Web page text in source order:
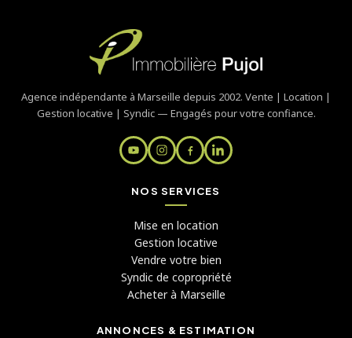
Agence indépendante à Marseille depuis 2002. Vente | Location |
Gestion locative | Syndic — Engagés pour votre confiance.
NOS SERVICES
Mise en location
Gestion locative
Vendre votre bien
Syndic de copropriété
Acheter à Marseille
ANNONCES & ESTIMATION